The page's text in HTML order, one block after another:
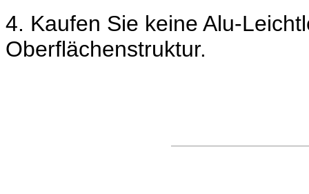
4. Kaufen Sie keine Alu-
Oberflächenstruktur.